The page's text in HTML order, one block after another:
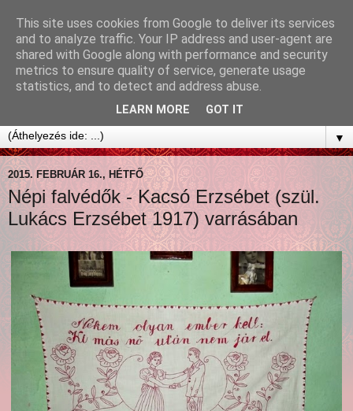
▼
2015. FEBRUÁR 16., HÉTFŐ
Népi falvédők - Kacsó Erzsébet (szül.
Lukács Erzsébet 1917) varrásában
This site uses cookies from Google to deliver its services
and to analyze traffic. Your IP address and user-agent are
shared with Google along with performance and security
metrics to ensure quality of service, generate usage
statistics, and to detect and address abuse.
LEARN MORE GOT IT